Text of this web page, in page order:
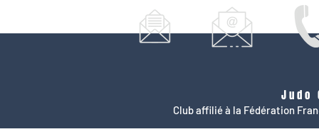
Judo
Club affilié à la Fédération